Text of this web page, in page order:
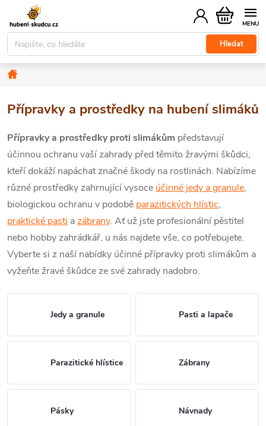
obsah
Hledat
Nákupní
košík
Domů
Přípravky a prostředky na hubení slimáků
Přípravky a prostředky proti slimákům představují
účinnou ochranu vaší zahrady před těmito žravými škůdci,
kteří dokáží napáchat značné škody na rostlinách. Nabízíme
různé prostředky zahrnující vysoce účinné jedy a granule,
biologickou ochranu v podobě parazitických hlístic,
praktické pasti azábrany. Ať už jste profesionální pěstitel
nebo hobby zahrádkář, u nás najdete vše, co potřebujete.
Vyberte si z naší nabídky účinné přípravky proti slimákům a
vyžeňte žravé škůdce ze své zahrady nadobro.
Jedy a granule Pasti a lapače
Parazitické hlístice Zábrany
Pásky Návnady